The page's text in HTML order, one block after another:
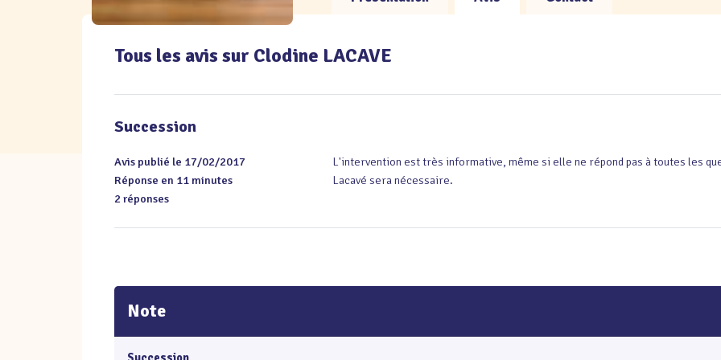
Tous les avis sur Clodine LACAVE
Succession
Avis publié le 17/02/2017
Réponse en 11 minutes
2 réponses
L'intervention est très informative, même si elle ne répond pas à toutes les
Lacavé sera nécessaire.
Note